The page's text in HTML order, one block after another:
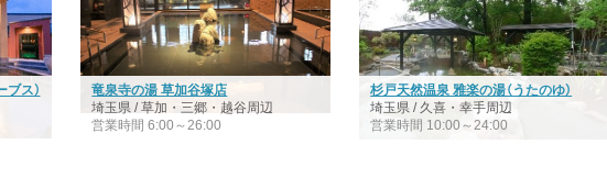
ス）
竜泉寺の湯 草加谷塚店
埼玉県 / 草加・三郷・越谷周辺
営業時間 6:00～26:00
杉戸天然温泉 雅楽の湯（うたのゆ）
埼玉県 / 久喜・幸手周辺
営業時間 10:00～24:00